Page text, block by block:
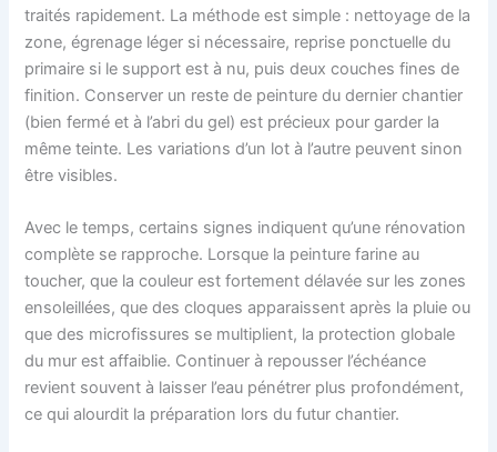
traités rapidement. La méthode est simple : nettoyage de la
zone, égrenage léger si nécessaire, reprise ponctuelle du
primaire si le support est à nu, puis deux couches fines de
finition. Conserver un reste de peinture du dernier chantier
(bien fermé et à l’abri du gel) est précieux pour garder la
même teinte. Les variations d’un lot à l’autre peuvent sinon
être visibles.
Avec le temps, certains signes indiquent qu’une rénovation
complète se rapproche. Lorsque la peinture farine au
toucher, que la couleur est fortement délavée sur les zones
ensoleillées, que des cloques apparaissent après la pluie ou
que des microfissures se multiplient, la protection globale
du mur est affaiblie. Continuer à repousser l’échéance
revient souvent à laisser l’eau pénétrer plus profondément,
ce qui alourdit la préparation lors du futur chantier.